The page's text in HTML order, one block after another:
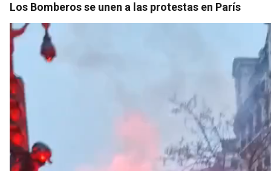
Los Bomberos se unen a las protestas en París